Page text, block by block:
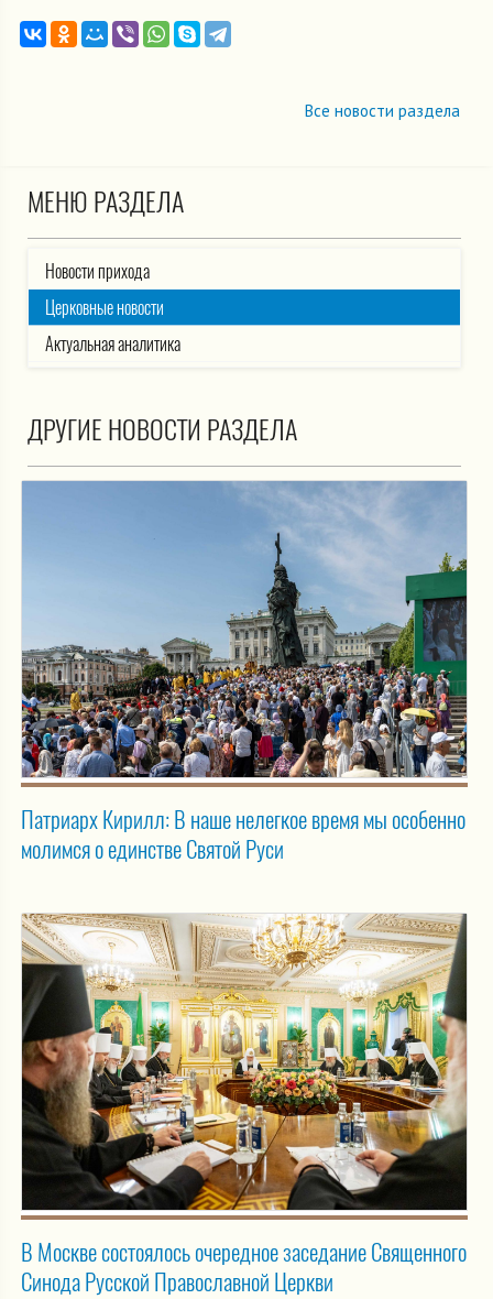
Все новости раздела
МЕНЮ РАЗДЕЛА
Новости прихода
Церковные новости
Актуальная аналитика
ДРУГИЕ НОВОСТИ РАЗДЕЛА
Патриарх Кирилл: В наше нелегкое время мы особенно
молимся о единстве Святой Руси
В Москве состоялось очередное заседание Священного
Синода Русской Православной Церкви